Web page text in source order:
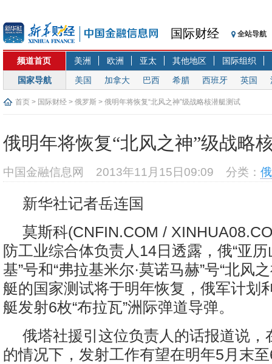
国际财经 全站导航
频道首页 美洲 欧洲 亚太 其他地区
国际组织
国家导航
美国 加拿大 巴西 希腊 西班牙 英国
首页 > 国际财经 > 俄罗斯 > 俄明年将恢复“北风之神”级战略核潜艇测试
俄明年将恢复“北风之神”级战略
中国金融信息网 2013年11月15日09:09 分类：
新华社记者岳连国
莫斯科(CNFIN.COM /
防工业综合体负责人14日透露，俄“亚历
基”号和“弗拉基米尔·莫诺马赫”号“北风
艇的国家测试将于明年恢复，俄军计划
艇发射6枚“布拉瓦”洲际弹道导弹。
俄塔社援引这位负责人的话报道说，
的情况下，发射工作有望在明年5月末